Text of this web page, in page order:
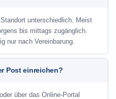
unterschiedlich. Meist
bis mittags zugänglich.
nur nach Vereinbarung.
Post einreichen?
über das Online-Portal